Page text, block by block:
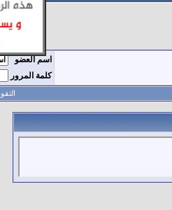
اسم العضو
كلمة المرور